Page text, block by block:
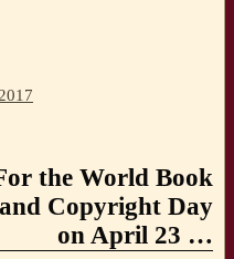
the World Book
and Copyright Day
on April 23 …